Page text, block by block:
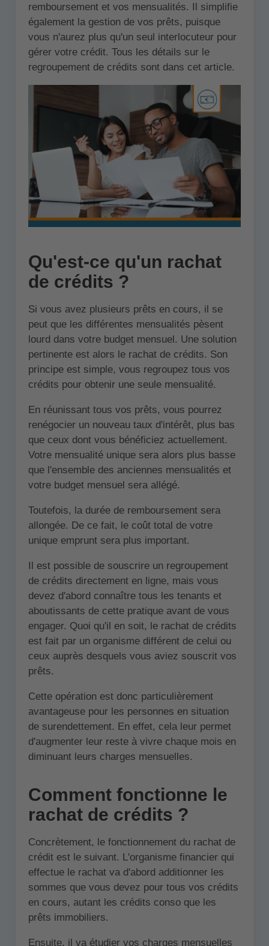
remboursement et vos mensualités. Il simplifie
également la gestion de vos prêts, puisque
vous n'aurez plus qu'un seul interlocuteur pour
gérer votre crédit. Tous les détails sur le
regroupement de crédits sont dans cet article.
Qu'est-ce qu'un rachat
de crédits ?
Si vous avez plusieurs prêts en cours, il se
peut que les différentes mensualités pèsent
lourd dans votre budget mensuel. Une solution
pertinente est alors le rachat de crédits. Son
principe est simple, vous regroupez tous vos
crédits pour obtenir une seule mensualité.
En réunissant tous vos prêts, vous pourrez
renégocier un nouveau taux d'intérêt, plus bas
que ceux dont vous bénéficiez actuellement.
Votre mensualité unique sera alors plus basse
que l'ensemble des anciennes mensualités et
votre budget mensuel sera allégé.
Toutefois, la durée de remboursement sera
allongée. De ce fait, le coût total de votre
unique emprunt sera plus important.
Il est possible de souscrire un regroupement
de crédits directement en ligne, mais vous
devez d'abord connaître tous les tenants et
aboutissants de cette pratique avant de vous
engager. Quoi qu'il en soit, le rachat de crédits
est fait par un organisme différent de celui ou
ceux auprès desquels vous aviez souscrit vos
prêts.
Cette opération est donc particulièrement
avantageuse pour les personnes en situation
de surendettement. En effet, cela leur permet
d'augmenter leur reste à vivre chaque mois en
diminuant leurs charges mensuelles.
Comment fonctionne le
rachat de crédits ?
Concrètement, le fonctionnement du rachat de
crédit est le suivant. L'organisme financier qui
effectue le rachat va d'abord additionner les
sommes que vous devez pour tous vos crédits
en cours, autant les crédits conso que les
prêts immobiliers.
Ensuite, il va étudier vos charges mensuelles